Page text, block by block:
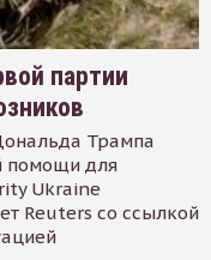
партии
Трампа
помощи для
Ukraine
Reuters со ссылкой